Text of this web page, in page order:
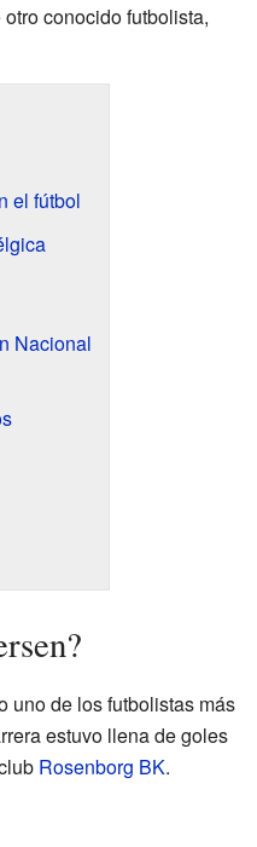
conocido futbolista,
el fútbol
Nacional
uno de los futbolistas más
estuvo llena de goles
Rosenborg BK.